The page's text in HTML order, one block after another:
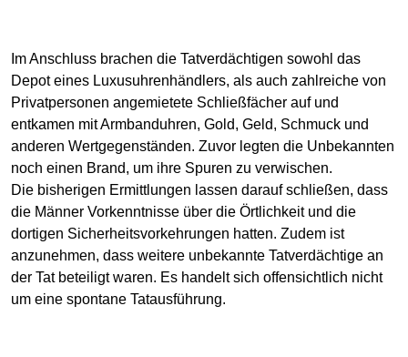
Im Anschluss brachen die Tatverdächtigen sowohl das
Depot eines Luxusuhrenhändlers, als auch zahlreiche von
Privatpersonen angemietete Schließfächer auf und
entkamen mit Armbanduhren, Gold, Geld, Schmuck und
anderen Wertgegenständen. Zuvor legten die Unbekannten
noch einen Brand, um ihre Spuren zu verwischen.
Die bisherigen Ermittlungen lassen darauf schließen, dass
die Männer Vorkenntnisse über die Örtlichkeit und die
dortigen Sicherheitsvorkehrungen hatten. Zudem ist
anzunehmen, dass weitere unbekannte Tatverdächtige an
der Tat beteiligt waren. Es handelt sich offensichtlich nicht
um eine spontane Tatausführung.